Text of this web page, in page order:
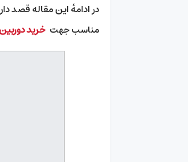
در ادامهٔ این مقاله قصد
مناسب جهتخرید